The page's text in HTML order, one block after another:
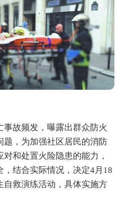
故频发，曝露出群众防火
题，为加强社区居民的消防
和处置火险隐患的能力，
结合实际情况，决定4月18
自救演练活动，具体实施方